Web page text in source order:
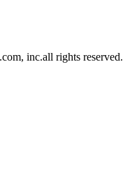
inc.all rights reserved.